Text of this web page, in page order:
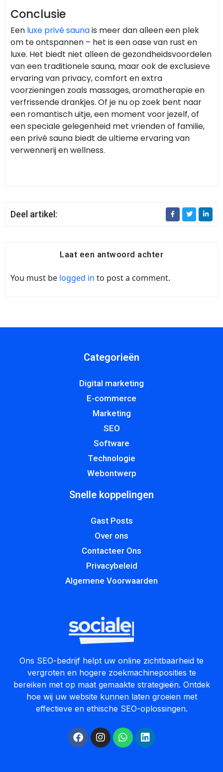
Conclusie
Een luxe privé saunais meer dan alleen een plek
om te ontspannen – het is een oase van rust en
luxe. Het biedt niet alleen de gezondheidsvoordelen
van een traditionele sauna, maar ook de exclusieve
ervaring van privacy, comfort en extra
voorzieningen zoals massages, aromatherapie en
verfrissende drankjes. Of je nu op zoek bent naar
een romantisch uitje, een moment voor jezelf, of
een speciale gelegenheid met vrienden of familie,
een privé sauna biedt de ultieme ervaring van
verwennerij en wellness.
Deel artikel:
Laat een antwoord achter
You must be logged in to post a comment.
Categorieën
Digital marketing
E-commerce
Marketing
SEO
Software
Technologie
Webontwerp
Snelle koppelingen
Gast Posts
Over ons
Contacteer Ons
Privacybeleid
Algemene Voorwaarden
Ons SEO-bedrijf helpt uw online zichtbaarheid te
vergroten en hogere zoekmachineposities te
bereiken met op maat gemaakte strategieën. Ontdek
hoe wij uw website kunnen laten groeien met
effectieve en ethische SEO-oplossingen.